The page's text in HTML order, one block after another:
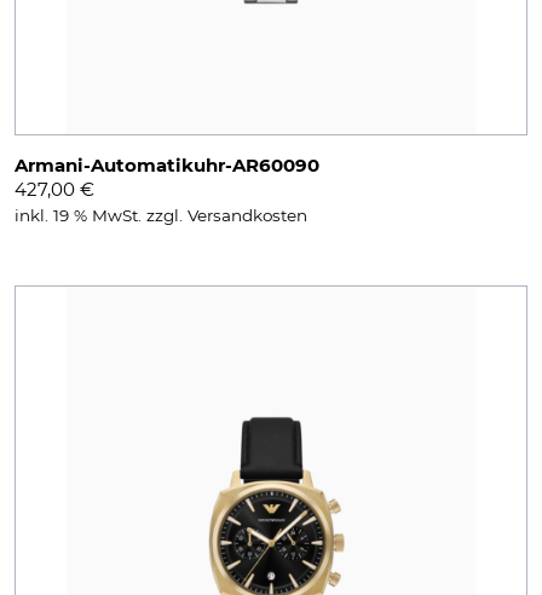
Armani-Automatikuhr-AR60090
427,00 €
inkl. 19 % MwSt. zzgl. Versandkosten